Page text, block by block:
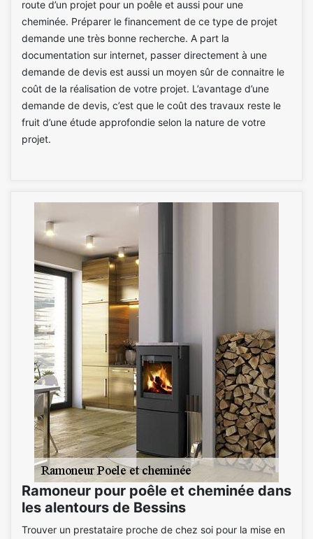
route d’un projet pour un poêle et aussi pour une
cheminée. Préparer le financement de ce type de projet
demande une très bonne recherche. A part la
documentation sur internet, passer directement à une
demande de devis est aussi un moyen sûr de connaitre le
coût de la réalisation de votre projet. L’avantage d’une
demande de devis, c’est que le coût des travaux reste le
fruit d’une étude approfondie selon la nature de votre
projet.
Ramoneur pour poêle et cheminée dans
les alentours de Bessins
Trouver un prestataire proche de chez soi pour la mise en